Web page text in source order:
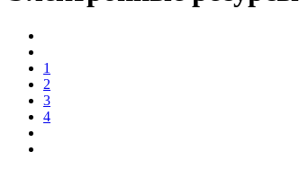
1
2
3
4